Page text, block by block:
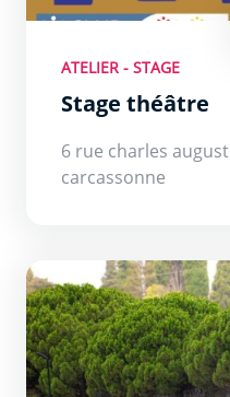
ATELIER - STAGE
Stage théâtre
6 rue charles
carcassonne
La Péniche en fête